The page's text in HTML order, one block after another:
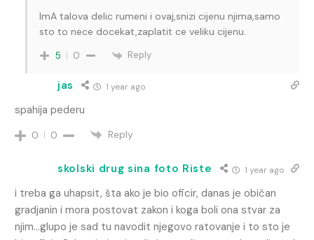
ImA talova delic rumeni i ovaj,snizi cijenu njima,samo
sto to nece docekat,zaplatit ce veliku cijenu.
5 0 Reply
jas 1 year ago
spahija pederu
0 0 Reply
skolski drug sina foto Riste 1 year ago
i treba ga uhapsit, šta ako je bio oficir, danas je običan
gradjanin i mora postovat zakon i koga boli ona stvar za
njim…glupo je sad tu navodit njegovo ratovanje i to sto je